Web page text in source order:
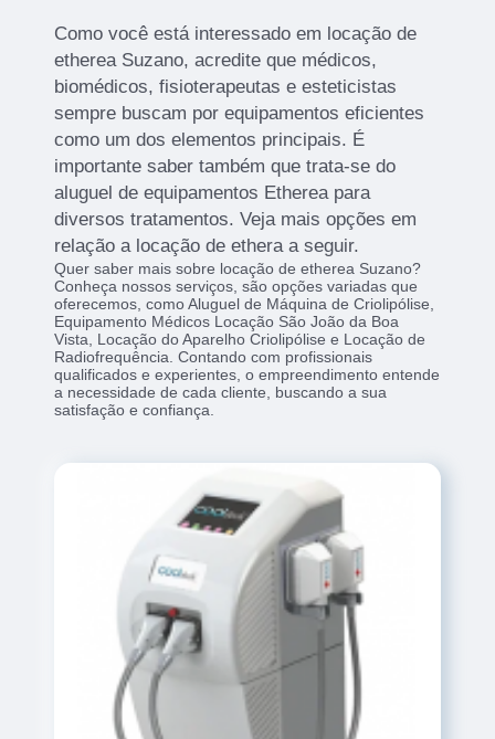
Como você está interessado em locação de
etherea Suzano, acredite que médicos,
biomédicos, fisioterapeutas e esteticistas
sempre buscam por equipamentos eficientes
como um dos elementos principais. É
importante saber também que trata-se do
aluguel de equipamentos Etherea para
diversos tratamentos. Veja mais opções em
relação a locação de ethera a seguir.
Quer saber mais sobre locação de etherea Suzano?
Conheça nossos serviços, são opções variadas que
oferecemos, como Aluguel de Máquina de Criolipólise,
Equipamento Médicos Locação São João da Boa
Vista, Locação do Aparelho Criolipólise e Locação de
Radiofrequência. Contando com profissionais
qualificados e experientes, o empreendimento entende
a necessidade de cada cliente, buscando a sua
satisfação e confiança.